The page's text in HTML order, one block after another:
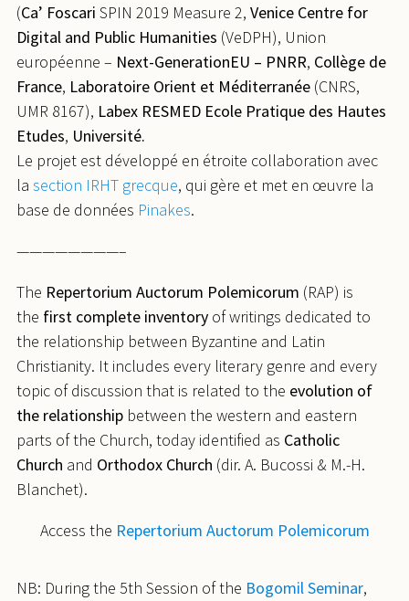
(Ca’ Foscari SPIN 2019 Measure 2, Venice Centre for
Digital and Public Humanities (VeDPH), Union
européenne – Next-GenerationEU – PNRR, Collège de
France, Laboratoire Orient et Méditerranée (CNRS,
UMR 8167), Labex RESMED Ecole Pratique des Hautes
Etudes, Université.
Le projet est développé en étroite collaboration avec
la section IRHT grecque, qui gère et met en œuvre la
base de données Pinakes.
————————–
The Repertorium Auctorum Polemicorum (RAP) is
the first complete inventory of writings dedicated to
the relationship between Byzantine and Latin
Christianity. It includes every literary genre and every
topic of discussion that is related to the evolution of
the relationship between the western and eastern
parts of the Church, today identified as Catholic
Church and Orthodox Church (dir. A. Bucossi & M.-H.
Blanchet).
Access the Repertorium Auctorum Polemicorum
NB: During the 5th Session of the Bogomil Seminar,